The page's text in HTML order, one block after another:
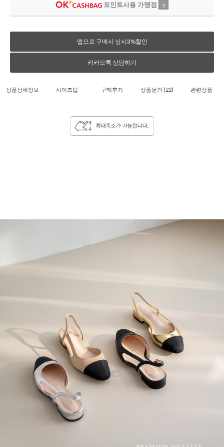
포인트사용 가맹점 ?
앱으로 구매시 상시3%할인
카카오톡 상담하기
상품상세정보 사이즈팁 구매후기 상품문의 (22) 관련상품